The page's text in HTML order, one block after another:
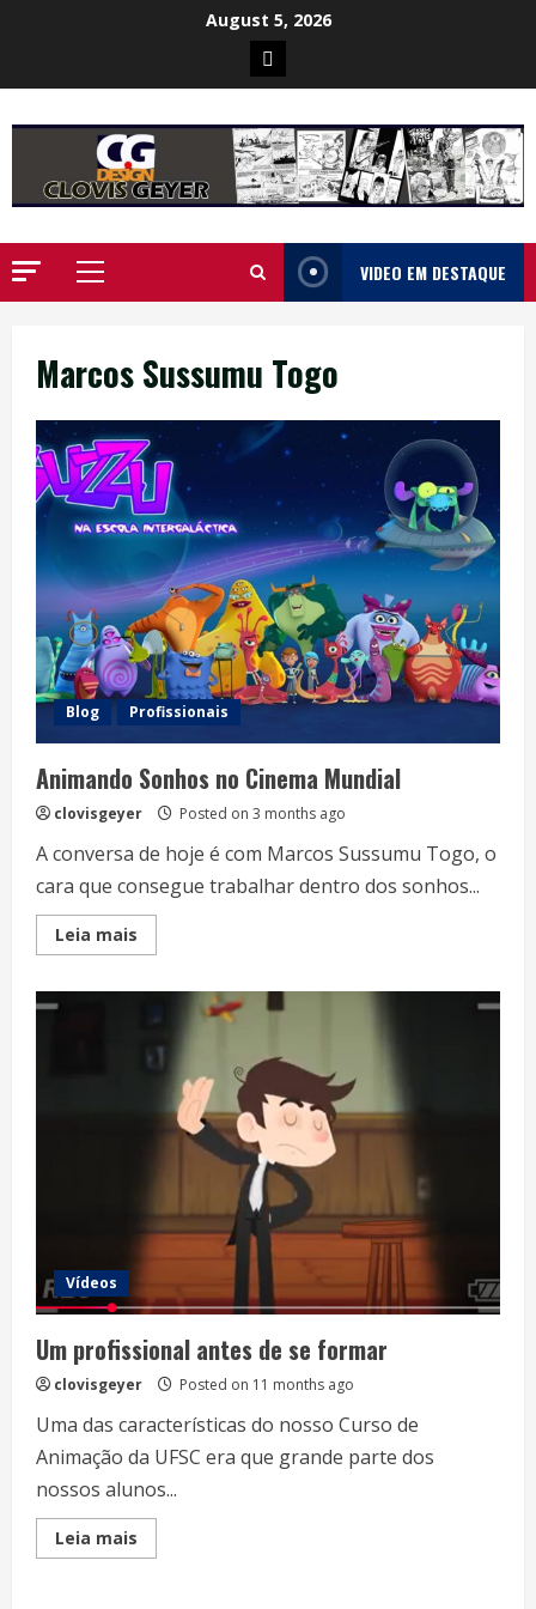
August 5, 2026
Poster
da
Ilha
Primary
VIDEO EM DESTAQUE
Marcos Sussumu Togo
Blog Profissionais
Animando Sonhos no Cinema Mundial
clovisgeyer Posted on 3 months ago
A conversa de hoje é com Marcos Sussumu Togo, o
cara que consegue trabalhar dentro dos sonhos...
Leia mais
more
no
Mundial
Vídeos
Um profissional antes de se formar
clovisgeyer Posted on 11 months ago
Uma das características do nosso Curso de
Animação da UFSC era que grande parte dos
nossos alunos...
Leia mais
more